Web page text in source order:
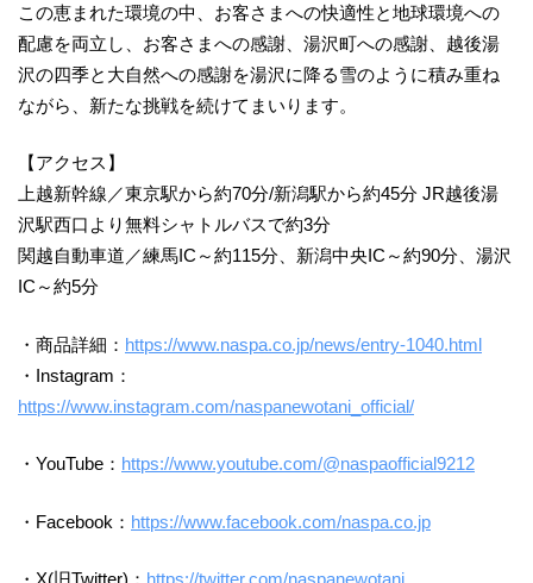
この恵まれた環境の中、お客さまへの快適性と地球環境への
配慮を両立し、お客さまへの感謝、湯沢町への感謝、越後湯
沢の四季と大自然への感謝を湯沢に降る雪のように積み重ね
ながら、新たな挑戦を続けてまいります。
【アクセス】
上越新幹線／東京駅から約70分/新潟駅から約45分 JR越後湯
沢駅西口より無料シャトルバスで約3分
関越自動車道／練馬IC～約115分、新潟中央IC～約90分、湯沢
IC～約5分
・商品詳細： https://www.naspa.co.jp/news/entry-1040.html
・Instagram：
https://www.instagram.com/naspanewotani_official/
・YouTube： https://www.youtube.com/@naspaofficial9212
・Facebook： https://www.facebook.com/naspa.co.jp
・X(旧Twitter)： https://twitter.com/naspanewotani